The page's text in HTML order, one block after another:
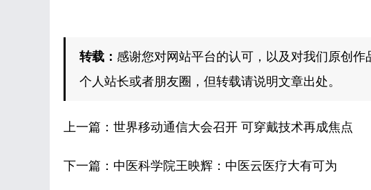
转载： 感谢您对网站平台的认可，以及对我们原创
个人站长或者朋友圈，但转载请说明文章出处。
上一篇： 世界移动通信大会召开 可穿戴技术再成焦点
下一篇： 中医科学院王映辉：中医云医疗大有可为